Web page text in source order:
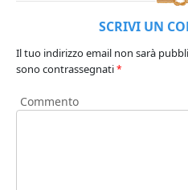
SCRIVI UN
Il tuo indirizzo email non sarà
sono contrassegnati*
Commento